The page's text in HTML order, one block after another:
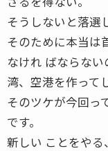
そうしないと落選
そのために本当は
なけれ ばならな
湾、空港を作って
そのツケが今回
です。
新しい ことをや